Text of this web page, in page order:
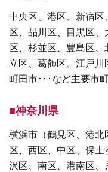
中央区、港区、新宿
区、品川区、目黒区
区、杉並区、豊島区
立区、葛飾区、江戸川
町田市･･･など主要市
■神奈川県
横浜市（鶴見区、港
区、西区、中区、保
沢区、南区、港南区